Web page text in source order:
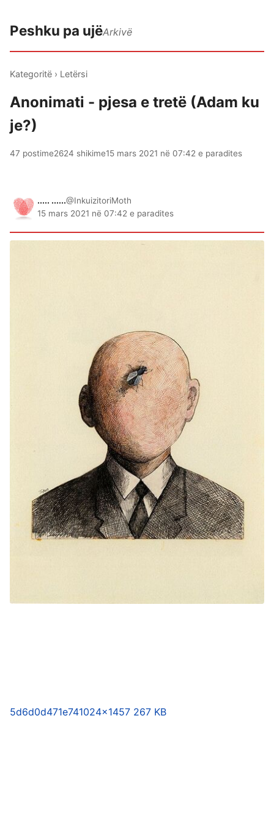
Peshku pa ujëArkivë
Kategoritë › Letërsi
Anonimati - pjesa e tretë (Adam ku
je?)
47 postime2624 shikime15 mars 2021 në 07:42 e paradites
..... ......@InkuizitoriMoth
15 mars 2021 në 07:42 e paradites
5d6d0d471e741024×1457 267 KB